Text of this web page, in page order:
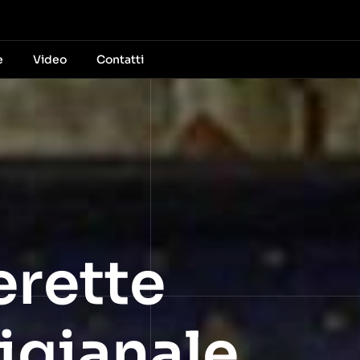
Video Contatti